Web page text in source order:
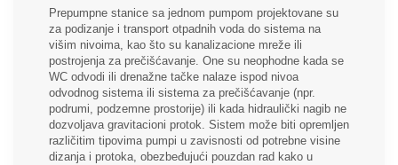
Prepumpne stanice sa jednom pumpom projektovane su
za podizanje i transport otpadnih voda do sistema na
višim nivoima, kao što su kanalizacione mreže ili
postrojenja za prečišćavanje. One su neophodne kada se
WC odvodi ili drenažne tačke nalaze ispod nivoa
odvodnog sistema ili sistema za prečišćavanje (npr.
podrumi, podzemne prostorije) ili kada hidraulički nagib ne
dozvoljava gravitacioni protok. Sistem može biti opremljen
različitim tipovima pumpi u zavisnosti od potrebne visine
dizanja i protoka, obezbeđujući pouzdan rad kako u